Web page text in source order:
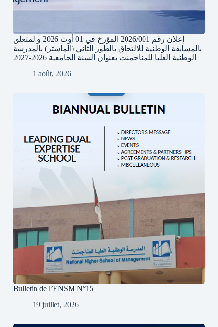
إعلان رقم 2026/001 المؤرخ في 01 أوت 2026 والمتعلق
بالمسابقة الوطنية للالتحاق بالطور الثاني (الماستر) بالمدرسة
الوطنية العليا للمناجمنت بعنوان السنة الجامعية 2026-2027
1 août, 2026
Bulletin de l’ENSM N°15
19 juillet, 2026